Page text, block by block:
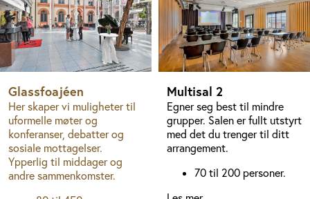
Glassfoajéen
Her skaper vi muligheter til
uformelle møter og
konferanser, debatter og
sosiale mottagelser.
Ypperlig til middager og
andre sammenkomster.
Multisal 2
Egner seg best til mindre
grupper. Salen er fullt utstyrt
med det du trenger til ditt
arrangement.
70 til 200 personer.